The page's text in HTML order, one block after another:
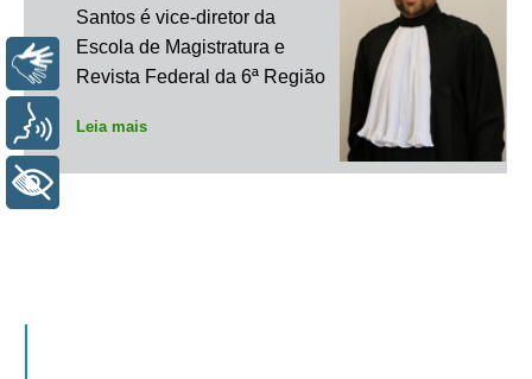
Santos é vice-diretor da
Escola de Magistratura e
Revista Federal da 6ª Região
Leia mais
Voz